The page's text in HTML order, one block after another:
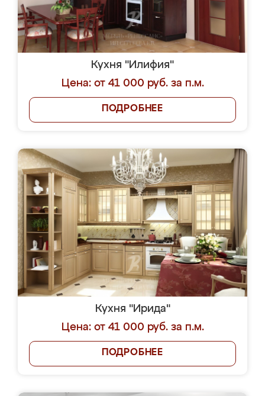
Кухня "Илифия"
Цена: от 41 000 руб. за п.м.
ПОДРОБНЕЕ
Кухня "Ирида"
Цена: от 41 000 руб. за п.м.
ПОДРОБНЕЕ